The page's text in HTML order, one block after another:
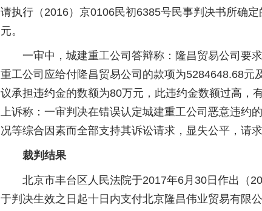
请执行（2016）京0106民初6385号民事判决书所确
元。
一审中，城建重工公司答辩称：隆昌贸易公司要求
重工公司应给付隆昌贸易公司的款项为5284648.68
议承担违约金的数额为80万元，此违约金数额过高，
上诉称：一审判决在错误认定城建重工公司恶意违约
况等综合因素而全部支持其诉讼请求，显失公平，请
裁判结果
北京市丰台区人民法院于2017年6月30日作出（
于判决生效之日起十日内支付北京隆昌伟业贸易有限